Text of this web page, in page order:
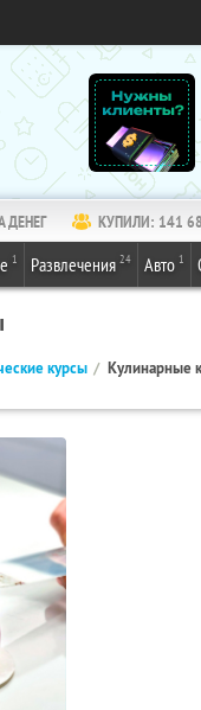
ДЕНЕГ КУПИЛИ: 141
1 Развлечения 24 Авто 1
курсы Кулинарные